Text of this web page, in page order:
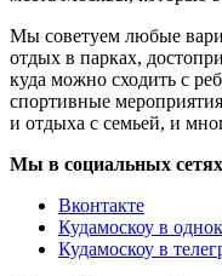
Мы советуем любые
отдых в парках,
куда можно сходить с
спортивные
и отдыха с семьей, и
Мы в социальных сетях
Вконтакте
Кудамоскоу в
Кудамоскоу в